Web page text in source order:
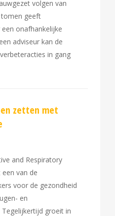
volgen van
tomen geeft
onafhankelijke
adviseur kan de
in gang
zetten met
and Respiratory
een van de
voor de gezondheid
en
Tegelijkertijd groeit in